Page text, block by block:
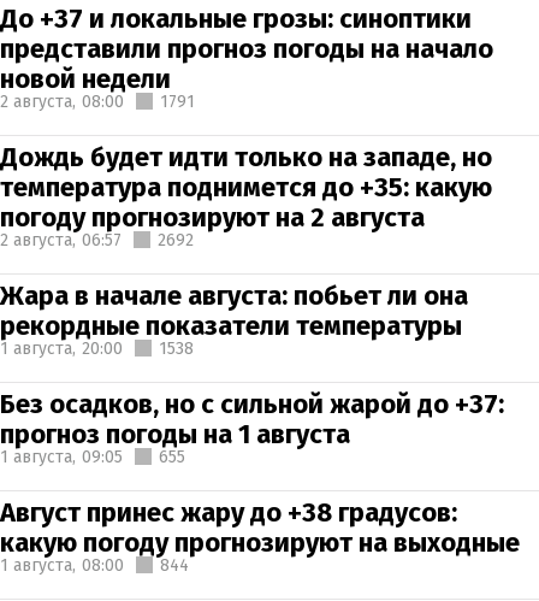
До +37 и локальные грозы: синоптики
представили прогноз погоды на начало
новой недели
2 августа, 08:00 1791
Дождь будет идти только на западе, но
температура поднимется до +35: какую
погоду прогнозируют на 2 августа
2 августа, 06:57 2692
Жара в начале августа: побьет ли она
рекордные показатели температуры
1 августа, 20:00 1538
Без осадков, но с сильной жарой до +37:
прогноз погоды на 1 августа
1 августа, 09:05 655
Август принес жару до +38 градусов:
какую погоду прогнозируют на выходные
1 августа, 08:00 844